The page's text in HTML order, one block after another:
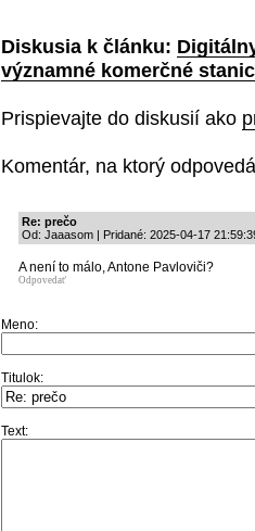
Diskusia k článku:
významné komerčné
Prispievajte do diskusií ako
Komentár, na ktorý
Re: prečo
Od: Jaaasom | Pridané: 2025-04-17
A není to málo, Antone Pavloviči?
Odpovedať
Meno:
Titulok:
Text: